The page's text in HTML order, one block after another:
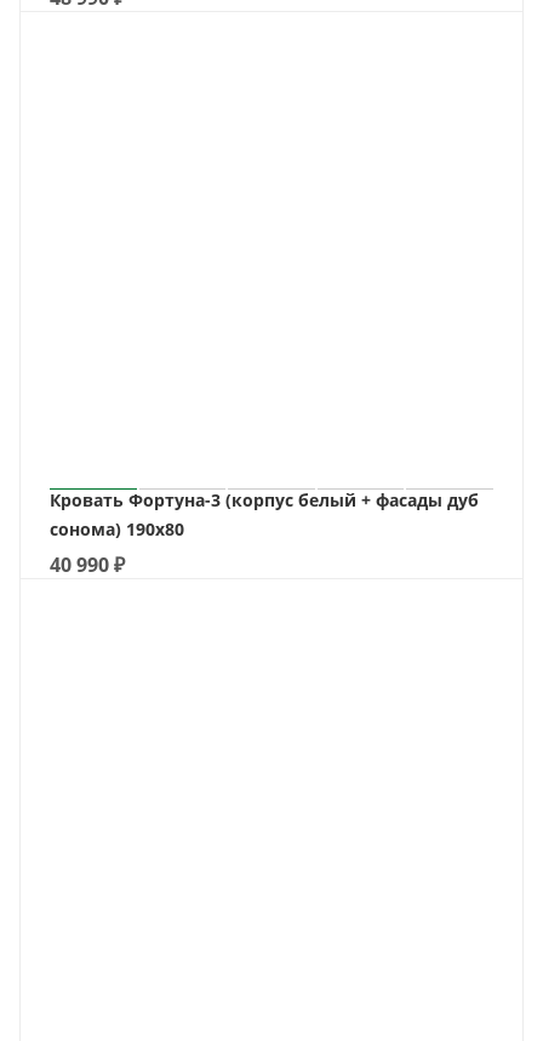
Кровать Фортуна-3 (корпус белый + фасады дуб
сонома) 190х80
40 990₽